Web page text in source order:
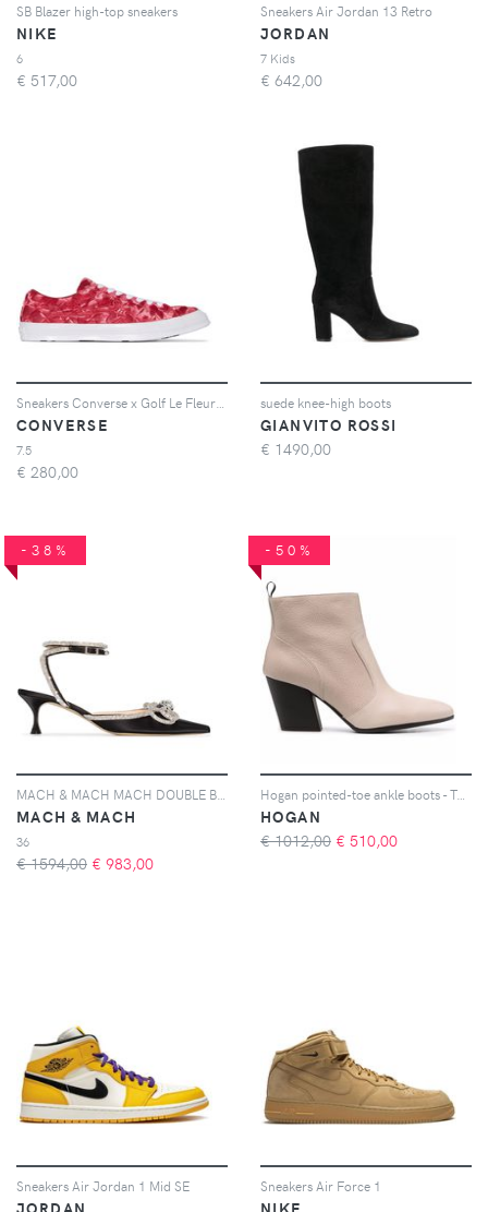
SB Blazer high-top sneakers
NIKE
6
€ 517,00
Sneakers Air Jordan 13 Retro
JORDAN
7 Kids
€ 642,00
CONVERSE
7.5
€ 280,00
suede knee-high boots
GIANVITO ROSSI
€ 1490,00
-38%
MACH & MACH
36
€ 1594,00 € 983,00
-50%
Hogan pointed-toe ankle boots - Toni neutri
HOGAN
€ 1012,00 € 510,00
Sneakers Air Jordan 1 Mid SE Sneakers Air Force 1